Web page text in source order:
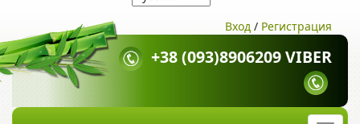
Вход / Регистрация
+38 (093)8906209 VIBER